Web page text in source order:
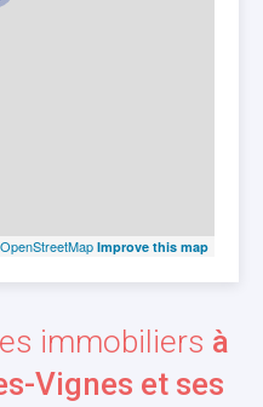
OpenStreetMap Improve this map
immobiliers à
Vignes et ses